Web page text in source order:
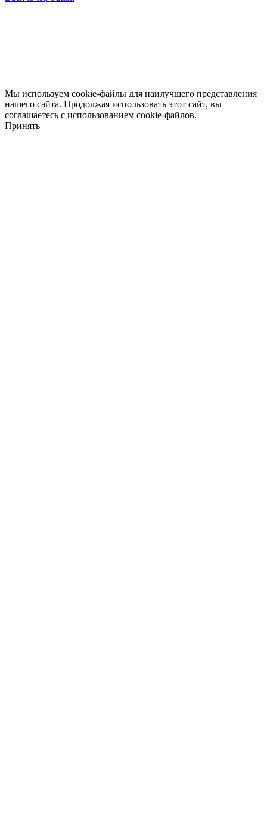
Мы используем cookie-файлы для наилучшего представления
нашего сайта. Продолжая использовать этот сайт, вы
соглашаетесь с использованием cookie-файлов.
Принять